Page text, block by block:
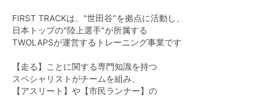
FIRST TRACKは、"世田谷"を拠点に活動し、
日本トップの"陸上選手"が所属する
TWOLAPSが運営するトレーニング事業です
【走る】ことに関する専門知識を持つ
スペシャリストがチームを組み、
【アスリート】や【市民ランナー】の